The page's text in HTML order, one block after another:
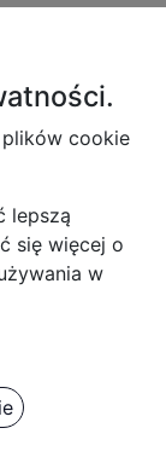
cookie
lepszą
się więcej o
w